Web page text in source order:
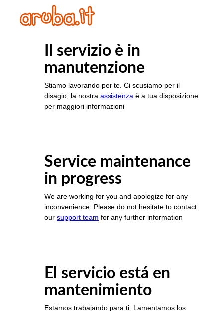
Il servizio è in
manutenzione
Stiamo lavorando per te. Ci scusiamo per il
disagio, la nostra assistenza è a tua disposizione
per maggiori informazioni
Service maintenance
in progress
We are working for you and apologize for any
inconvenience. Please do not hesitate to contact
our support team for any further information
El servicio está en
mantenimiento
Estamos trabajando para ti. Lamentamos los